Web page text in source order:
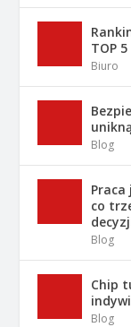
TOP
Biuro
Blog
co
Blog
Chip
Blog